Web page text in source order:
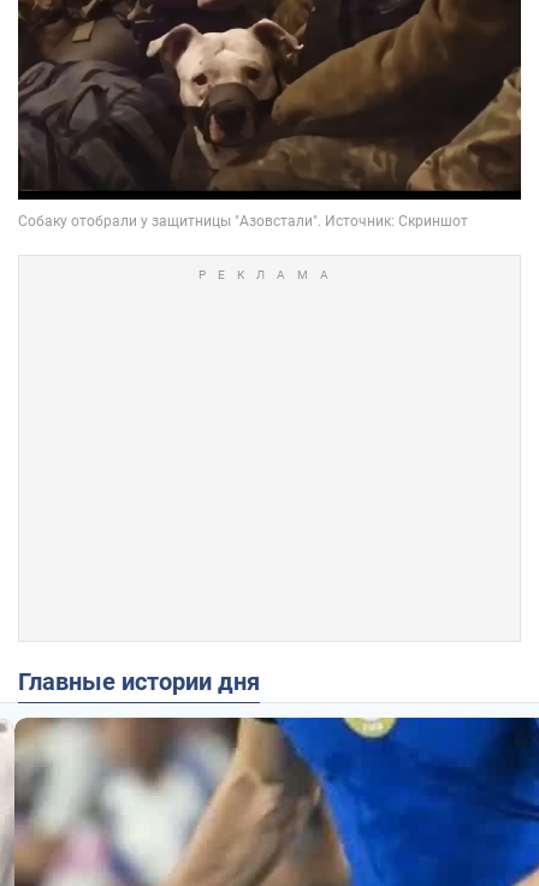
Главные истории дня